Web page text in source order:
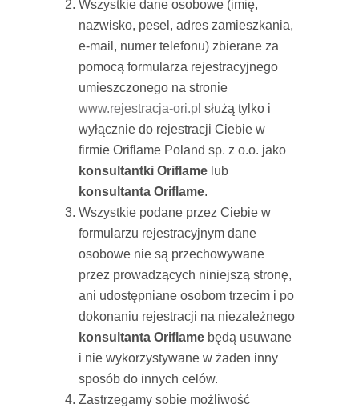
Wszystkie dane osobowe (imię,
nazwisko, pesel, adres zamieszkania,
e-mail, numer telefonu) zbierane za
pomocą formularza rejestracyjnego
umieszczonego na stronie
www.rejestracja-ori.pl służą tylko i
wyłącznie do rejestracji Ciebie w
firmie Oriflame Poland sp. z o.o. jako
konsultantki Oriflame lub
konsultanta Oriflame.
Wszystkie podane przez Ciebie w
formularzu rejestracyjnym dane
osobowe nie są przechowywane
przez prowadzących niniejszą stronę,
ani udostępniane osobom trzecim i po
dokonaniu rejestracji na niezależnego
konsultanta Oriflame będą usuwane
i nie wykorzystywane w żaden inny
sposób do innych celów.
Zastrzegamy sobie możliwość